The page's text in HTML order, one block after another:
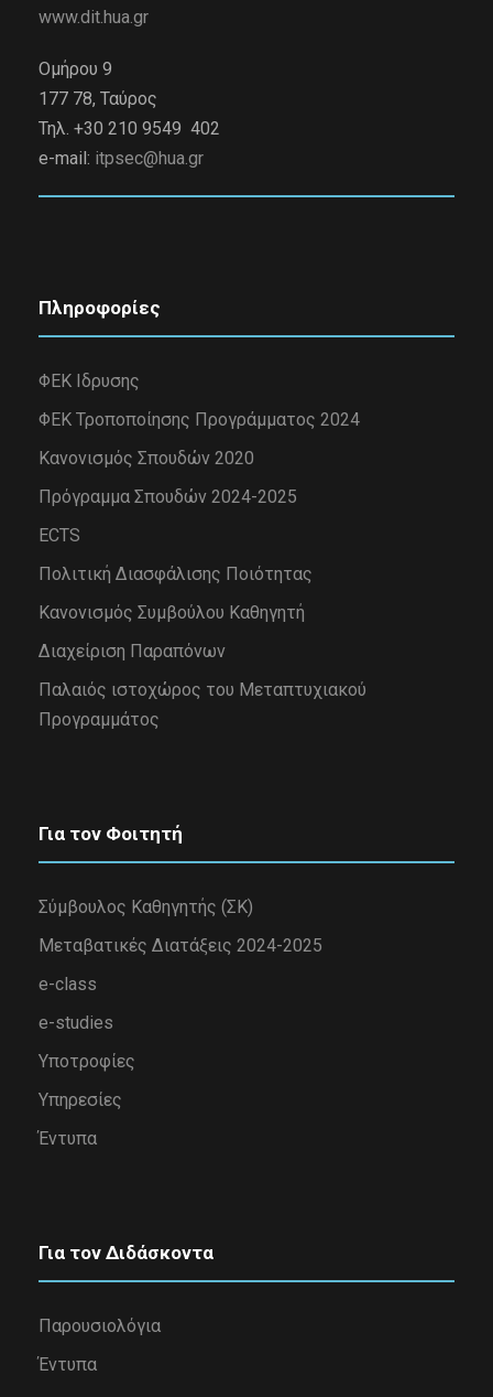
www.dit.hua.gr
Ομήρου 9
177 78, Ταύρος
Τηλ. +30 210 9549 402
e-mail: itpsec@hua.gr
Πληροφορίες
ΦΕΚ Ιδρυσης
ΦΕΚ Τροποποίησης Προγράμματος 2024
Κανονισμός Σπουδών 2020
Πρόγραμμα Σπουδών 2024-2025
ECTS
Πολιτική Διασφάλισης Ποιότητας
Κανονισμός Συμβούλου Καθηγητή
Διαχείριση Παραπόνων
Παλαιός ιστοχώρος του Μεταπτυχιακού
Προγραμμάτος
Για τον Φοιτητή
Σύμβουλος Καθηγητής (ΣΚ)
Μεταβατικές Διατάξεις 2024-2025
e-class
e-studies
Υποτροφίες
Υπηρεσίες
Έντυπα
Για τον Διδάσκοντα
Παρουσιολόγια
Έντυπα